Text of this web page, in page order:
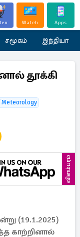
Watch Apps
சமூகம் இந்தியா
தூக்கி
விளம்பரம்
(19.1.2025)
காற்றினால்